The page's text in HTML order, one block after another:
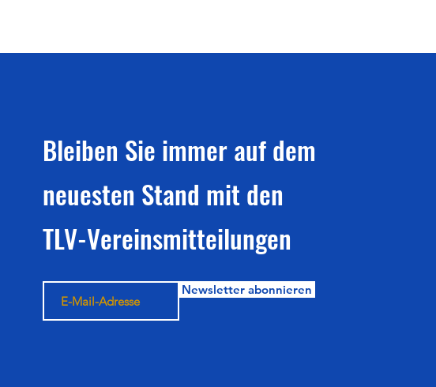
Bleiben Sie immer auf dem
neuesten Stand mit den
TLV-Vereinsmitteilungen
Newsletter abonnieren